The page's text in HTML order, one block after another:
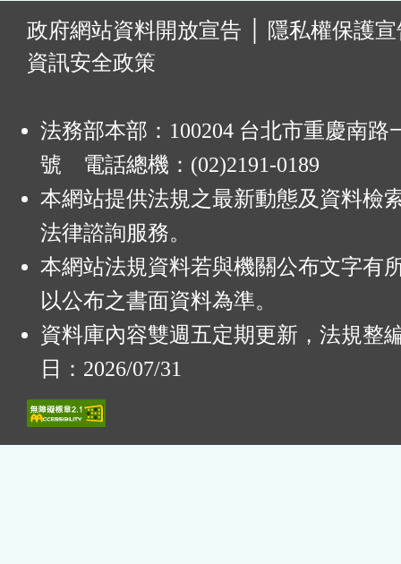
政府網站資料開放宣告
隱私權保護
資訊安全政策
法務部本部：100204 台北市重慶南路
號 電話總機：(02)2191-0189
本網站提供法規之最新動態及資料檢
法律諮詢服務。
本網站法規資料若與機關公布文字有
以公布之書面資料為準。
資料庫內容雙週五定期更新，法規整
日：2026/07/31